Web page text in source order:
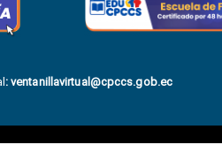
:ventanillavirtual@cpccs.gob.ec